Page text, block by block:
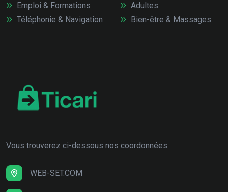
Emploi & Formations
Téléphonie & Navigation
Adultes
Bien-être & Massages
Vous trouverez ci-dessous nos coordonnées :
WEB-SET.COM